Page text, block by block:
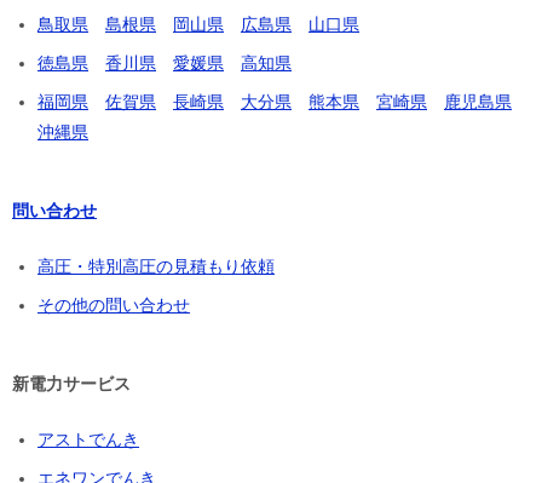
鳥取県
島根県 岡山県 広島県
山口県
徳島県
香川県 愛媛県
高知県
福岡県
佐賀県 長崎県 大分県 熊本県 宮崎県
鹿児島県
沖縄県
問い合わせ
高圧・特別高圧の見積もり依頼
その他の問い合わせ
新電力サービス
アストでんき
エネワンでんき